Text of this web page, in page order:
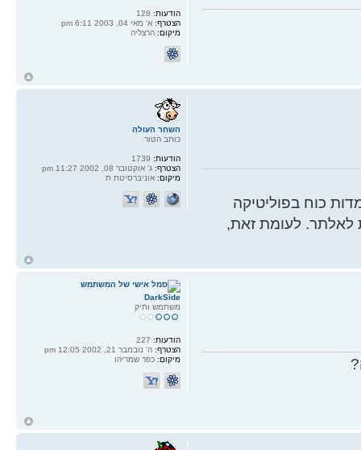
הודעות:128
הצטרף:א' מאי 04, 2003 6:11 pm
מיקום:הרצליה
כוח בפוליטיקה
לאלתר. לעומת זאת,
השחר העולה
כותב הטור
הודעות:
הצטרף: ג' אוקטובר 08, 2002 11:27 pm
מיקום: אוניברסיטת ת
DarkSide
משתמש ותיק
הודעות:227
הצטרף:ה' נובמבר 21, 2002 12:05 pm
מיקום:כפר שמריהו